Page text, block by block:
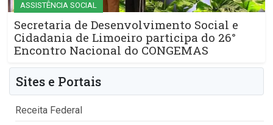
ASSISTÊNCIA SOCIAL
Secretaria de Desenvolvimento Social e
Cidadania de Limoeiro participa do 26°
Encontro Nacional do CONGEMAS
Sites e Portais
Receita Federal